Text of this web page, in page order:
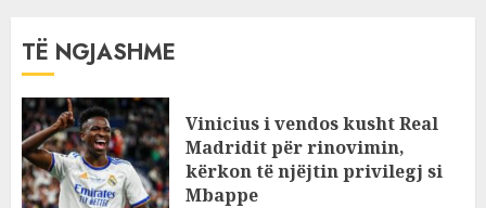
TË NGJASHME
Vinicius i vendos kusht Real
Madridit për rinovimin,
kërkon të njëjtin privilegj si
Mbappe